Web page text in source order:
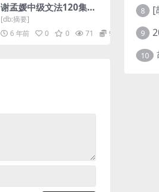
谢孟媛中级文法120集
（标清视频）百度网盘
[db:摘要]
6 年前
0 0 71 9.9
8
9
10